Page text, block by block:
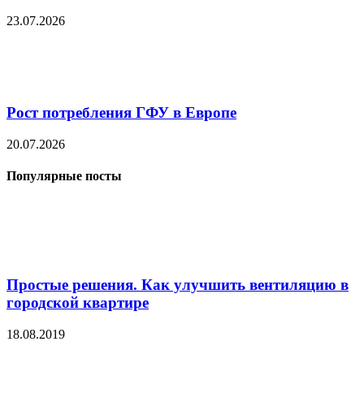
23.07.2026
Рост потребления ГФУ в Европе
20.07.2026
Популярные посты
Простые решения. Как улучшить вентиляцию в
городской квартире
18.08.2019